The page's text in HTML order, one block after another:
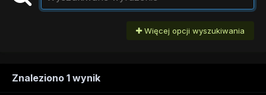
Więcej opcji wyszukiwania
Znaleziono 1 wynik